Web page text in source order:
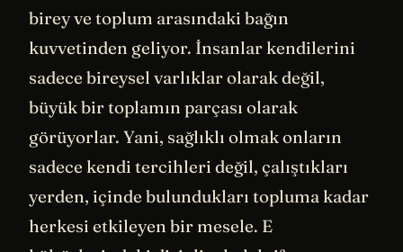
birey ve toplum arasındaki bağın
kuvvetinden geliyor. İnsanlar kendilerini
sadece bireysel varlıklar olarak değil,
büyük bir toplamın parçası olarak
görüyorlar. Yani, sağlıklı olmak onların
sadece kendi tercihleri değil, çalıştıkları
yerden, içinde bulundukları topluma kadar
herkesi etkileyen bir mesele. E